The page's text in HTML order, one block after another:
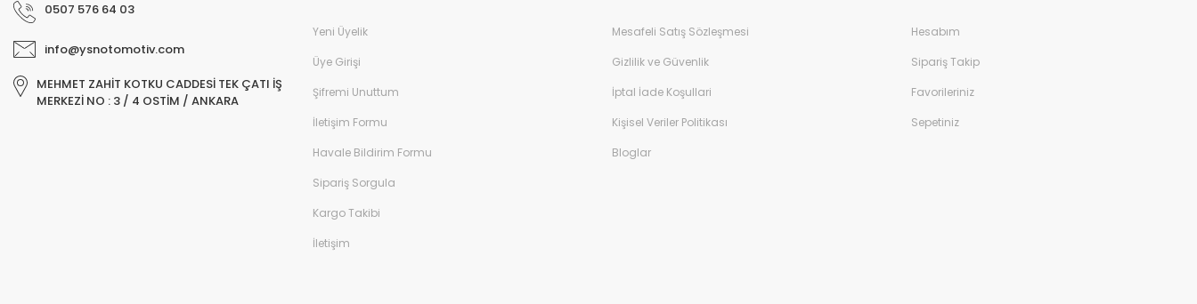
0507 576 64 03
info@ysnotomotiv.com
MEHMET ZAHİT KOTKU CADDESİ TEK ÇATI İŞ
MERKEZİ NO : 3 / 4 OSTİM / ANKARA
Yeni Üyelik
Üye Girişi
Şifremi Unuttum
İletişim Formu
Havale Bildirim Formu
Sipariş Sorgula
Kargo Takibi
İletişim
Mesafeli Satış Sözleşmesi
Gizlilik ve Güvenlik
İptal İade Koşullari
Kişisel Veriler Politikası
Bloglar
Hesabım
Sipariş Takip
Favorileriniz
Sepetiniz